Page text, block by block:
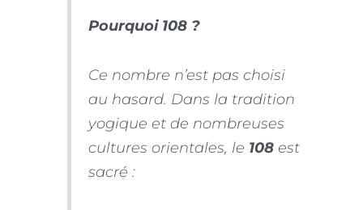
Pourquoi 108 ?
Ce nombre n’est pas choisi
au hasard. Dans la tradition
yogique et de nombreuses
cultures orientales, le 108est
sacré :